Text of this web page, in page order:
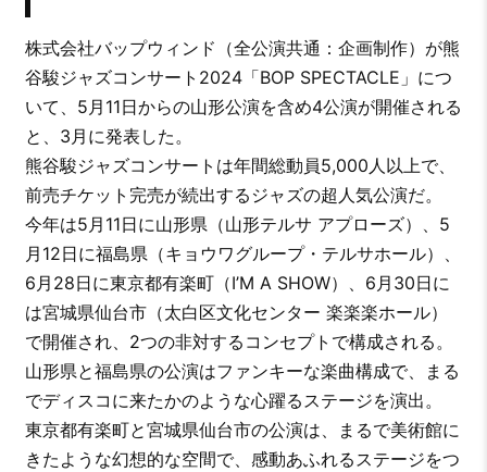
株式会社バップウィンド（全公演共通：企画制作）が熊
谷駿ジャズコンサート2024「BOP SPECTACLE」につ
いて、5月11日からの山形公演を含め4公演が開催される
と、3月に発表した。
熊谷駿ジャズコンサートは年間総動員5,000人以上で、
前売チケット完売が続出するジャズの超人気公演だ。
今年は5月11日に山形県（山形テルサ アプローズ）、5
月12日に福島県（キョウワグループ・テルサホール）、
6月28日に東京都有楽町（I’M A SHOW）、6月30日に
は宮城県仙台市（太白区文化センター 楽楽楽ホール）
で開催され、2つの非対するコンセプトで構成される。
山形県と福島県の公演はファンキーな楽曲構成で、まる
でディスコに来たかのような心躍るステージを演出。
東京都有楽町と宮城県仙台市の公演は、まるで美術館に
きたような幻想的な空間で、感動あふれるステージをつ